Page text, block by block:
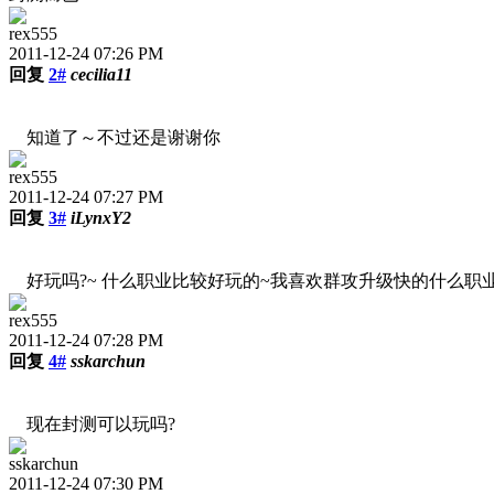
rex555
2011-12-24 07:26 PM
回复 2# cecilia11
知道了～不过还是谢谢你
rex555
2011-12-24 07:27 PM
回复 3# iLynxY2
好玩吗?~ 什么职业比较好玩的~我喜欢群攻升级快的什么职
rex555
2011-12-24 07:28 PM
回复 4# sskarchun
现在封测可以玩吗?
sskarchun
2011-12-24 07:30 PM